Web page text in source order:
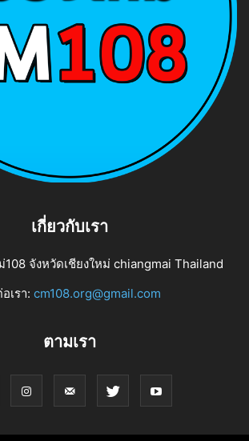
เกี่ยวกับเรา
108 จังหวัดเชียงใหม่ chiangmai Thailand
เรา: cm108.org@gmail.com
ตามเรา